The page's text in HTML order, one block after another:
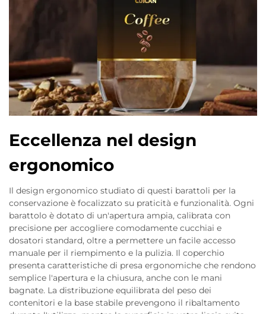
Eccellenza nel design
ergonomico
Il design ergonomico studiato di questi barattoli per la
conservazione è focalizzato su praticità e funzionalità. Ogni
barattolo è dotato di un'apertura ampia, calibrata con
precisione per accogliere comodamente cucchiai e
dosatori standard, oltre a permettere un facile accesso
manuale per il riempimento e la pulizia. Il coperchio
presenta caratteristiche di presa ergonomiche che rendono
semplice l'apertura e la chiusura, anche con le mani
bagnate. La distribuzione equilibrata del peso dei
contenitori e la base stabile prevengono il ribaltamento